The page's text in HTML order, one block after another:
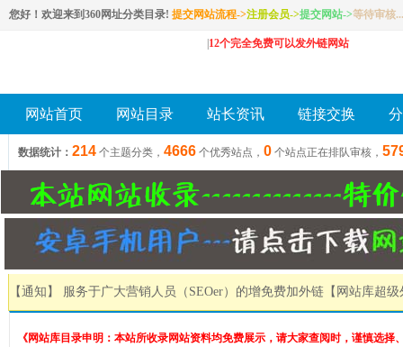
您好！欢迎来到360网址分类目录! 提交网站流程->注册会员->提交网站->等待审核...
12个完全免费可以发外链网站
网站首页 网站目录 站长资讯 链接交换
数据统计： 214 个主题分类， 4666 个优秀站点， 0 个站点正在排队审核，
【通知】 服务于广大营销人员（SEOer）的增免费加外链 【网站库超
《网站库目录申明：本站所收录网站资料均免费展示，请大家查阅时，谨慎选择